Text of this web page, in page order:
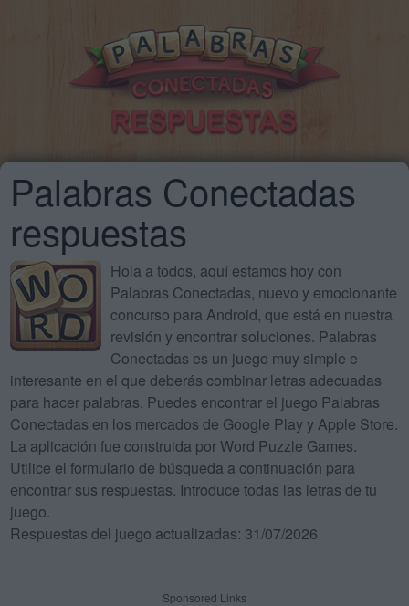
Palabras Conectadas
respuestas
Hola a todos, aquí estamos hoy con
Palabras Conectadas, nuevo y emocionante
concurso para Android, que está en nuestra
revisión y encontrar soluciones. Palabras
Conectadas es un juego muy simple e
interesante en el que deberás combinar letras adecuadas
para hacer palabras. Puedes encontrar el juego Palabras
Conectadas en los mercados de Google Play y Apple Store.
La aplicación fue construida por Word Puzzle Games.
Utilice el formulario de búsqueda a continuación para
encontrar sus respuestas. Introduce todas las letras de tu
juego.
Respuestas del juego actualizadas: 31/07/2026
Sponsored Links